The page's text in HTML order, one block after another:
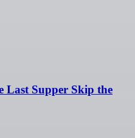
Last Supper Skip the